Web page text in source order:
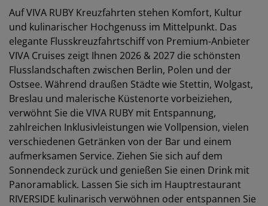
Auf VIVA RUBY Kreuzfahrten stehen Komfort, Kultur
und kulinarischer Hochgenuss im Mittelpunkt. Das
elegante Flusskreuzfahrtschiff von Premium-Anbieter
VIVA Cruises zeigt Ihnen 2026 & 2027 die schönsten
Flusslandschaften zwischen Berlin, Polen und der
Ostsee. Während draußen Städte wie Stettin, Wolgast,
Breslau und malerische Küstenorte vorbeiziehen,
verwöhnt Sie die VIVA RUBY mit Entspannung,
zahlreichen Inklusivleistungen wie Vollpension, vielen
verschiedenen Getränken von der Bar und einem
aufmerksamen Service. Ziehen Sie sich auf dem
Sonnendeck zurück und genießen Sie einen Drink mit
Panoramablick. Lassen Sie sich im Hauptrestaurant
RIVERSIDE kulinarisch verwöhnen oder entspannen Sie